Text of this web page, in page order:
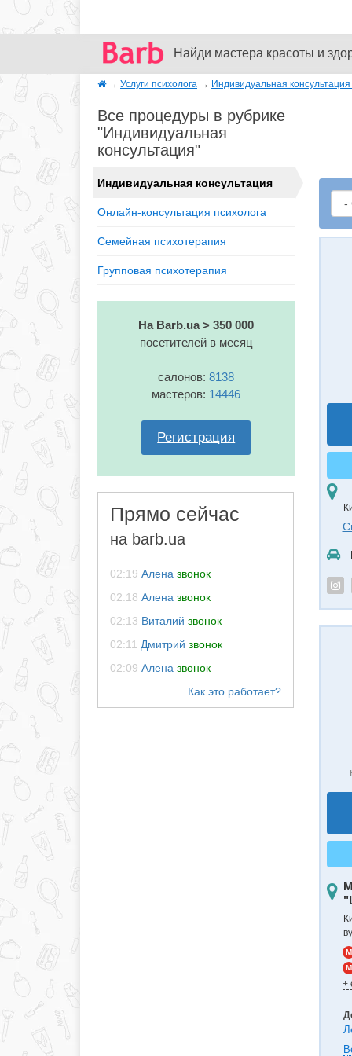
Найди мастера красоты и
→ Услуги психолога → Индивидуальная
Все процедуры в рубрике
"Индивидуальная
консультация"
Индивидуальная консультация
Онлайн-консультация психолога
Семейная психотерапия
Групповая психотерапия
На Barb.ua > 350 000
посетителей в месяц
салонов:8138
мастеров: 14446
Регистрация
Прямо сейчас
на barb.ua
02:19 Алена звонок
02:18 Алена звонок
02:13 Виталий звонок
02:11 Дмитрий звонок
02:09 Алена звонок
M
M
+